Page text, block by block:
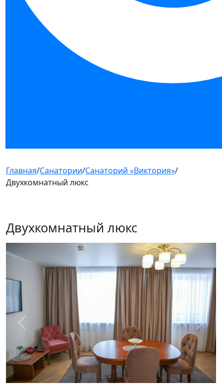
Главная/Санатории/Санаторий «Виктория»/
Двухкомнатный люкс
Двухкомнатный люкс
Предыдущий